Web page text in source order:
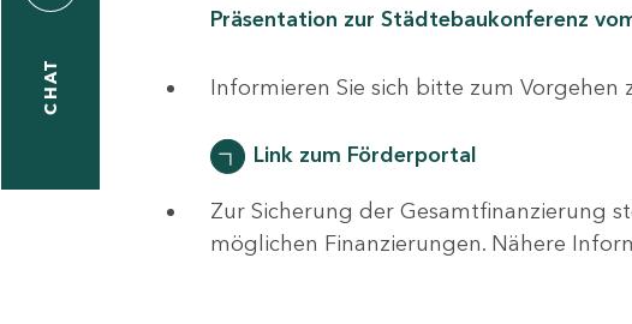
CHAT
Präsentation zur Städtebaukonferenz
Informieren Sie sich bitte zum Vorgehen
Link zum Förderportal
Zur Sicherung der Gesamtfinanzierung
möglichen Finanzierungen. Nähere